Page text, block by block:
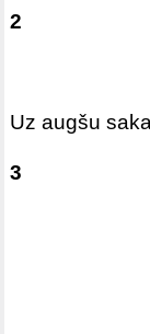
2
Uz augšu
3